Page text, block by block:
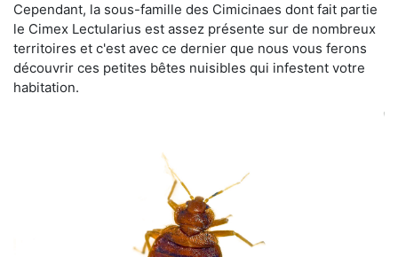
Cependant, la sous-famille des Cimicinaes dont fait partie
le Cimex Lectularius est assez présente sur de nombreux
territoires et c'est avec ce dernier que nous vous ferons
découvrir ces petites bêtes nuisibles qui infestent votre
habitation.